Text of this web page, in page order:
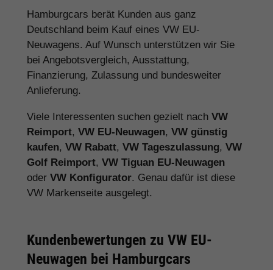
Hamburgcars berät Kunden aus ganz
Deutschland beim Kauf eines VW EU-
Neuwagens. Auf Wunsch unterstützen wir Sie
bei Angebotsvergleich, Ausstattung,
Finanzierung, Zulassung und bundesweiter
Anlieferung.
Viele Interessenten suchen gezielt nach VW
Reimport, VW EU-Neuwagen, VW günstig
kaufen, VW Rabatt, VW Tageszulassung, VW
Golf Reimport, VW Tiguan EU-Neuwagen
oder VW Konfigurator. Genau dafür ist diese
VW Markenseite ausgelegt.
Kundenbewertungen zu VW EU-
Neuwagen bei Hamburgcars